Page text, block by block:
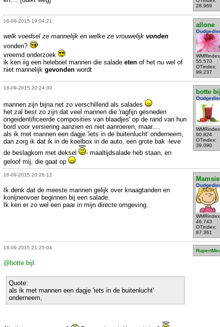
28.969
16-09-2015 19:04:21
allone
55.570
OTindex:
99.237
welk voedsel ze mannelijk en welke ze vrouwelijk vonden
vonden?
vreemd onderzoek
ik ken iig een heleboel mannen die salade eten of het nu wel of
niet mannelijk gevonden wordt
16-09-2015 20:24:30
botte
90.824
OTindex:
39.090
mannen zijn bijna net zo verschillend als salades
het zal best zo zijn dat veel mannen die 'ragfijn gesneden
ongeidentificeerde composities van blaadjes' op de rand van hun
bord voor versiering aanzien en niet aanroeren, maar....
als ik met mannen een dagje 'iets in de buitenlucht' onderneem,
dan zorg ik dat ik in de koelbox in de auto, een grote bak -leve
de beslagkom met deksel
- maaltijdsalade heb staan, en
geloof mij, die gaat op
16-09-2015 20:26:12
Mamsie
46.743
OTindex:
97.361
Ik denk dat de meeste mannen gelijk over knaagtanden en
konijnenvoer beginnen bij een salade.
Ik ken er zo wel een paar in mijn directe omgeving.
16-09-2015 21:25:04
@botte bijl :
Quote:
als ik met mannen een dagje 'iets in de buitenlucht'
onderneem,